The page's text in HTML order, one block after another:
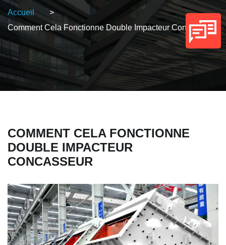
Accueil
>
Comment Cela Fonctionne Double Impacteur Concasseur
COMMENT CELA FONCTIONNE
DOUBLE IMPACTEUR
CONCASSEUR